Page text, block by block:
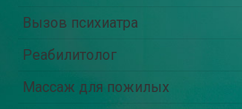
Вызов психиатра
Реабилитолог
Массаж для пожилых